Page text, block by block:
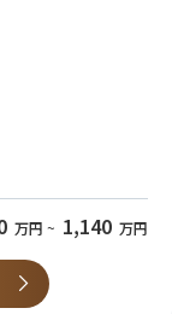
せたシステム仕様の
開発推進
Git/GitHub
推進する"つなが
事業変革を下支え
運用経験
開発経験
験
万円 ~ 1,140 万円